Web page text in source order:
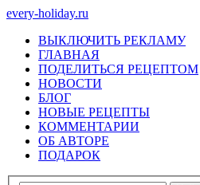
every-holiday.ru
ВЫКЛЮЧИТЬ РЕКЛАМУ
ГЛАВНАЯ
ПОДЕЛИТЬСЯ РЕЦЕПТОМ
НОВОСТИ
БЛОГ
НОВЫЕ РЕЦЕПТЫ
КОММЕНТАРИИ
ОБ АВТОРЕ
ПОДАРОК